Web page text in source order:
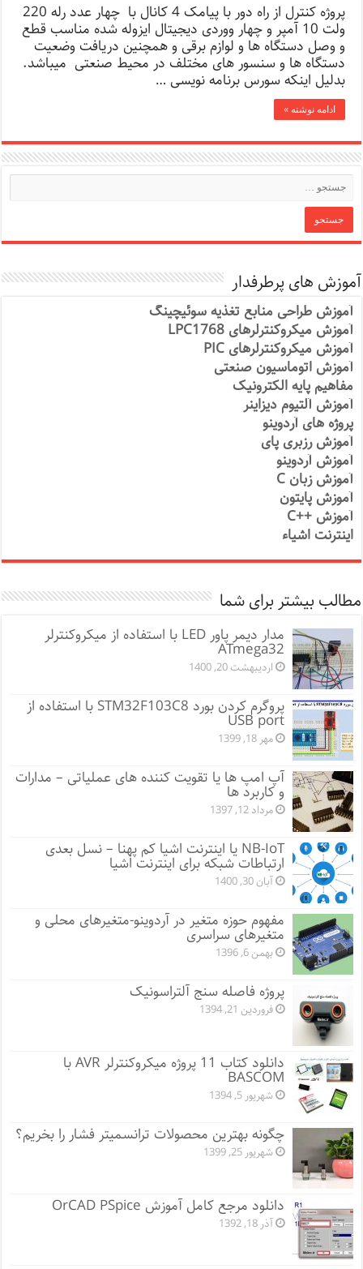
پروژه کنترل از راه دور با پیامک 4 کانال با چهار عدد رله 220
ولت 10 آمپر و چهار ووردی دیجیتال ایزوله شده مناسب قطع
و وصل دستگاه ها و لوازم برقی و همچنین دریافت وضعیت
دستگاه ها و سنسور های مختلف در محیط صنعتی میباشد.
بدلیل اینکه سورس برنامه نویسی …
ادامه نوشته »
آموزش های پرطرفدار
آموزش طراحی منابع تغذیه سوئیچینگ
آموزش میکروکنترلرهای LPC1768
آموزش میکروکنترلرهای PIC
آموزش اتوماسیون صنعتی
مفاهیم پایه الکترونیک
آموزش آلتیوم دیزاینر
پروژه های آردوینو
آموزش رزبری پای
آموزش آردوینو
آموزش زبان C
آموزش پایتون
آموزش ++C
اینترنت اشیاء
مطالب بیشتر برای شما
مدار دیمر پاور LED با استفاده از میکروکنترلر
ATmega32
اردیبهشت 20, 1400
پروگرم کردن بورد STM32F103C8 با استفاده از
USB port
مهر 18, 1399
آپ امپ ها یا تقویت کننده های عملیاتی – مدارات
و کاربرد ها
مرداد 12, 1397
NB-IoT یا اینترنت اشیا کم پهنا – نسل بعدی
ارتباطات شبکه برای اینترنت اشیا
آبان 30, 1400
مفهوم حوزه متغیر در آردوینو-متغیرهای محلی و
متغیرهای سراسری
بهمن 6, 1396
پروژه فاصله سنج آلتراسونیک
فروردین 21, 1394
دانلود کتاب 11 پروژه میکروکنترلر AVR با
BASCOM
شهریور 5, 1394
چگونه بهترین محصولات ترانسمیتر فشار را بخریم؟
شهریور 25, 1399
دانلود مرجع کامل آموزش OrCAD PSpice
آذر 18, 1392